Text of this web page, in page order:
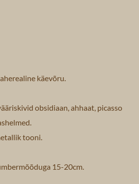
käevõru.
obsidiaan, ahhaat, picasso
tooni.
15-20cm.